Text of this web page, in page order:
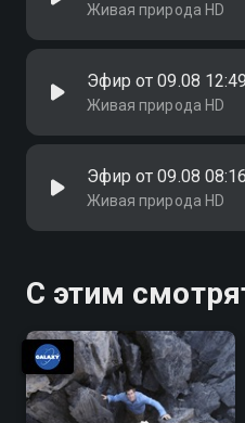
Живая природа HD
Эфир от 09.08 12:49
Живая природа HD
Эфир от 09.08 08:16
Живая природа HD
С этим